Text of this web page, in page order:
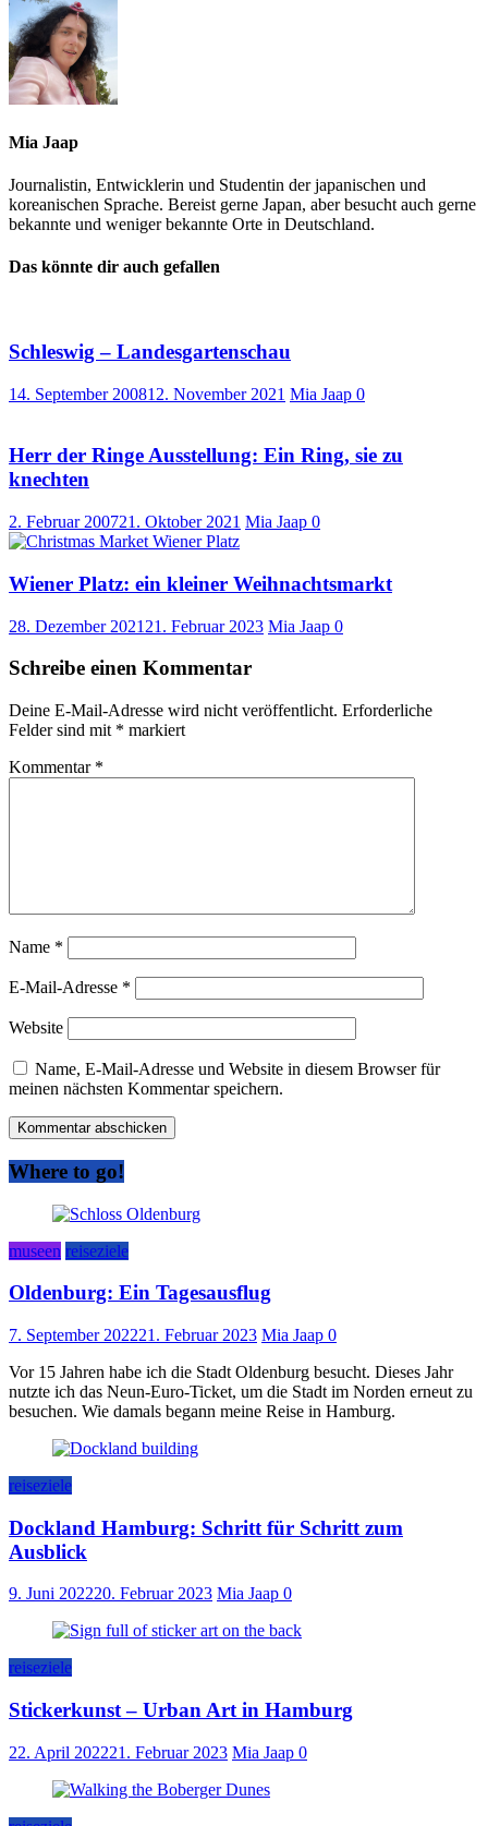
Mia Jaap
Journalistin, Entwicklerin und Studentin der japanischen und
koreanischen Sprache. Bereist gerne Japan, aber besucht auch gerne
bekannte und weniger bekannte Orte in Deutschland.
Das könnte dir auch gefallen
Schleswig – Landesgartenschau
14. September 200812. November 2021 Mia Jaap 0
Herr der Ringe Ausstellung: Ein Ring, sie zu
knechten
2. Februar 200721. Oktober 2021 Mia Jaap 0
Wiener Platz: ein kleiner Weihnachtsmarkt
28. Dezember 2021 21. Februar 2023 Mia Jaap 0
Schreibe einen Kommentar
Deine E-Mail-Adresse wird nicht veröffentlicht. Erforderliche
Felder sind mit * markiert
Kommentar *
Name *
E-Mail-Adresse *
Website
Name, E-Mail-Adresse und Website in diesem Browser für
meinen nächsten Kommentar speichern.
Where to go!
museen reiseziele
Oldenburg: Ein Tagesausflug
7. September 202221. Februar 2023 Mia Jaap 0
Vor 15 Jahren habe ich die Stadt Oldenburg besucht. Dieses Jahr
nutzte ich das Neun-Euro-Ticket, um die Stadt im Norden erneut zu
besuchen. Wie damals begann meine Reise in Hamburg.
reiseziele
Dockland Hamburg: Schritt für Schritt zum
Ausblick
9. Juni 202220. Februar 2023 Mia Jaap 0
reiseziele
Stickerkunst – Urban Art in Hamburg
22. April 202221. Februar 2023 Mia Jaap 0